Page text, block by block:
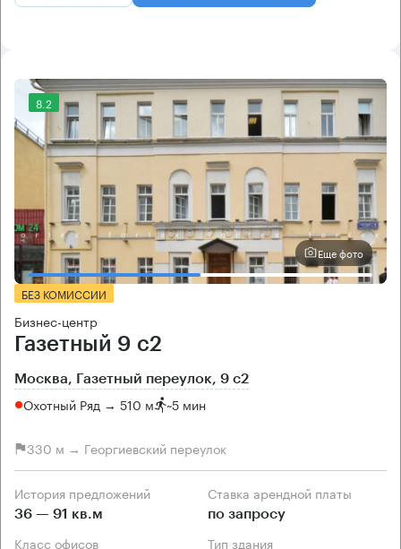
8.2
Еще фото
БЕЗ КОМИССИИ
Бизнес-центр
Газетный 9 с2
Москва, Газетный переулок, 9 с2
Охотный Ряд → 510 м ~5 мин
330 м → Георгиевский переулок
История предложений
36 — 91 кв.м
Ставка арендной платы
по запросу
Класс офисов Тип здания